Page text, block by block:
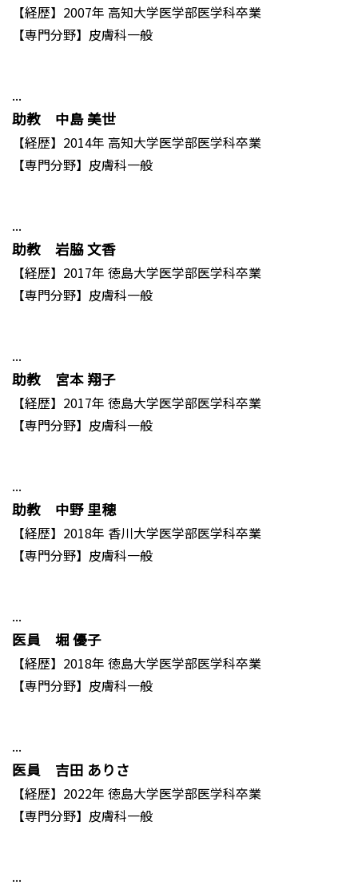
【経歴】2007年 高知大学医学部医学科卒業
【専門分野】皮膚科一般
...
助教 中島 美世
【経歴】2014年 高知大学医学部医学科卒業
【専門分野】皮膚科一般
...
助教 岩脇 文香
【経歴】2017年 徳島大学医学部医学科卒業
【専門分野】皮膚科一般
...
助教 宮本 翔子
【経歴】2017年 徳島大学医学部医学科卒業
【専門分野】皮膚科一般
...
助教 中野 里穂
【経歴】2018年 香川大学医学部医学科卒業
【専門分野】皮膚科一般
...
医員 堀 優子
【経歴】2018年 徳島大学医学部医学科卒業
【専門分野】皮膚科一般
...
医員 吉田 ありさ
【経歴】2022年 徳島大学医学部医学科卒業
【専門分野】皮膚科一般
...